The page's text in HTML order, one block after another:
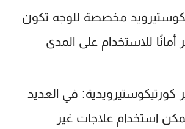
مخصصة للوجه تكون
أمانًا للاستخدام على المدى
كورتيكوستيرويدية: في العديد
استخدام علاجات غير